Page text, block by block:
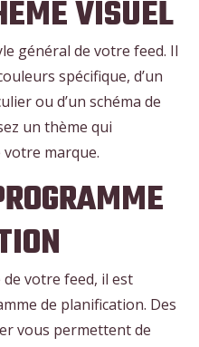
VISUEL
général de votre feed. Il
spécifique, d’un
ou d’un schéma de
un thème qui
votre marque.
votre feed, il est
de planification. Des
vous permettent de